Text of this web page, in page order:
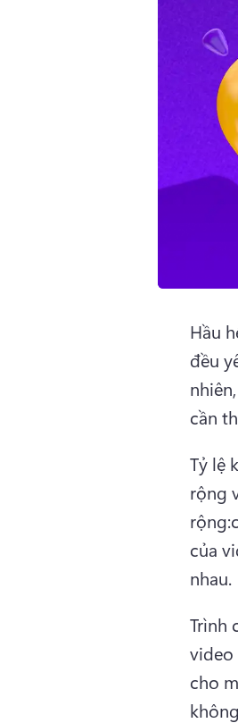
Hầu
đều
cần
Tỷ lệ
rộng
của
nhau.
Trình
video
cho